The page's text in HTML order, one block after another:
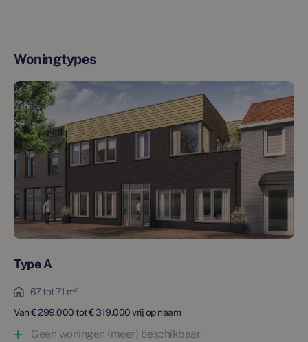
centrum, op loopafstand van de dorpse voorzieningen? En
nieuwbouw appartement? Neem dan contact op met ons
kantoor in Cuijk door te mailen naar
nieuwbouw@twanpoels.nl.
Woningtypes
Type A
67 tot 71 m²
Van € 299.000 tot € 319.000 vrij op naam
Geen woningen (meer) beschikbaar